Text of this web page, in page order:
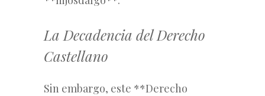
La Decadencia del Derecho
Castellano
Sin embargo, este **Derecho